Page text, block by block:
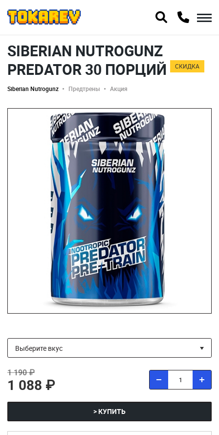
SIBERIAN NUTROGUNZ
PREDATOR 30 ПОРЦИЙ
СКИДКА
Siberian Nutrogunz Предтрены Акция
1 190 ₽
1 088 ₽
> КУПИТЬ